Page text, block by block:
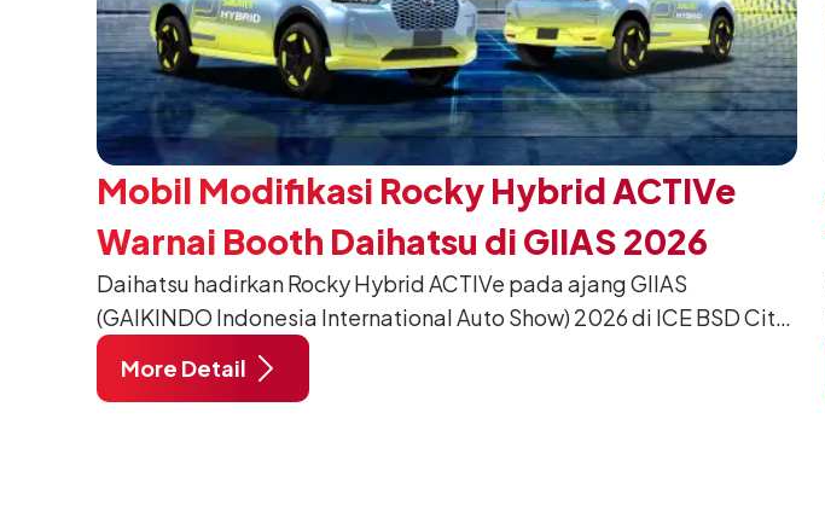
Mobil Modifikasi Rocky Hybrid ACTIVe
Warnai Booth Daihatsu di GIIAS 2026
Daihatsu hadirkan Rocky Hybrid ACTIVe pada ajang GIIAS
(GAIKINDO Indonesia International Auto Show) 2026 di ICE BSD City,
Tangerang. Terdapat 2 unit Rocky Hybrid yang dimodifikasi untuk
menghadirkan sarana inspirasi bagi pengunjung mendukung gaya
More Detail